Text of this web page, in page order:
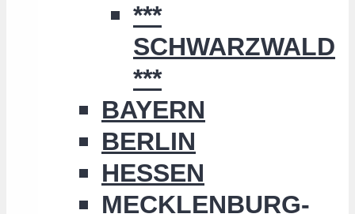
***
SCHWARZWALD
***
BAYERN
BERLIN
HESSEN
MECKLENBURG-